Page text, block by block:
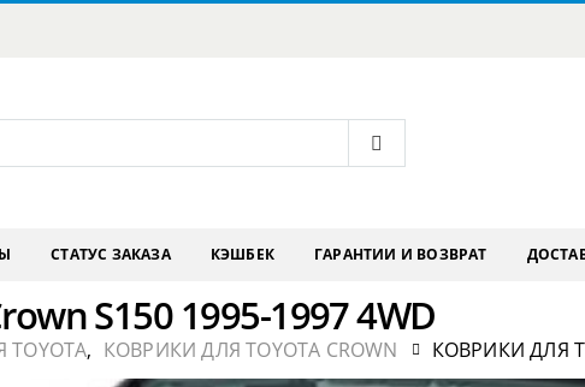
СТАТУС ЗАКАЗА КЭШБЕК ГАРАНТИИ И ВОЗВРАТ
S150 1995-1997 4WD
, КОВРИКИ ДЛЯ TOYOTA CROWN КОВРИКИ ДЛЯ